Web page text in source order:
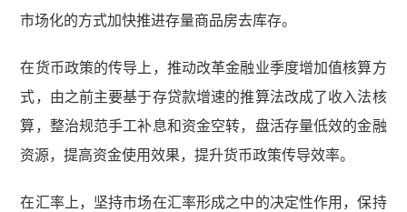
市场化的方式加快推进存量商品房去库存。
在货币政策的传导上，推动改革金融业季度增加值核算方
式，由之前主要基于存贷款增速的推算法改成了收入法核
算，整治规范手工补息和资金空转，盘活存量低效的金融
资源，提高资金使用效果，提升货币政策传导效率。
在汇率上，坚持市场在汇率形成之中的决定性作用，保持